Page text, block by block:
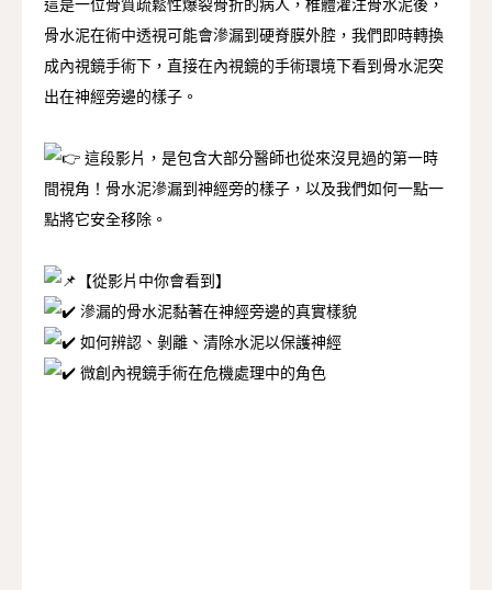
這是一位骨質疏鬆性爆裂骨折的病人，椎體灌注骨水泥後，
骨水泥在術中透視可能會滲漏到硬脊膜外腔，我們即時轉換
成內視鏡手術下，直接在內視鏡的手術環境下看到骨水泥突
出在神經旁邊的樣子。
這段影片，是包含大部分醫師也從來沒見過的第一時
間視角！骨水泥滲漏到神經旁的樣子，以及我們如何一點一
點將它安全移除。
【從影片中你會看到】
滲漏的骨水泥黏著在神經旁邊的真實樣貌
如何辨認、剝離、清除水泥以保護神經
微創內視鏡手術在危機處理中的角色